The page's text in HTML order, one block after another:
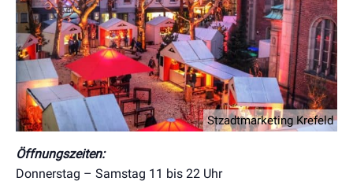
Stzadtmarketing Krefeld
Öffnungszeiten:
Donnerstag – Samstag 11 bis 22 Uhr